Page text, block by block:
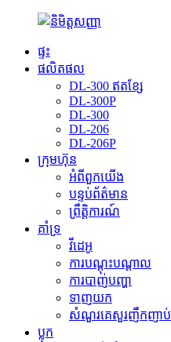
ផ្ទះ
ផលិតផល
DL-300 ឥតខ្សែ
DL-300P
DL-300
DL-206
DL-206P
ក្រុមហ៊ុន
អំពីពួកយើង
បន្ទប់ព័ត៌មាន
ព្រឹត្តិការណ៍
គាំទ្រ
វីដេអូ
ការបណ្តុះបណ្តាល
ការបាញ់បញ្ហា
ទាញយក
សំណួរគេសួរញឹកញាប់
ប្លុក